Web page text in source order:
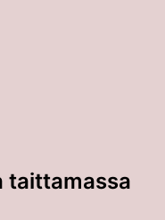
taittamassa